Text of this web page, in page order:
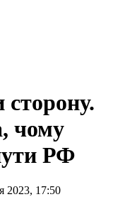
чому
РФ
2023, 17:50